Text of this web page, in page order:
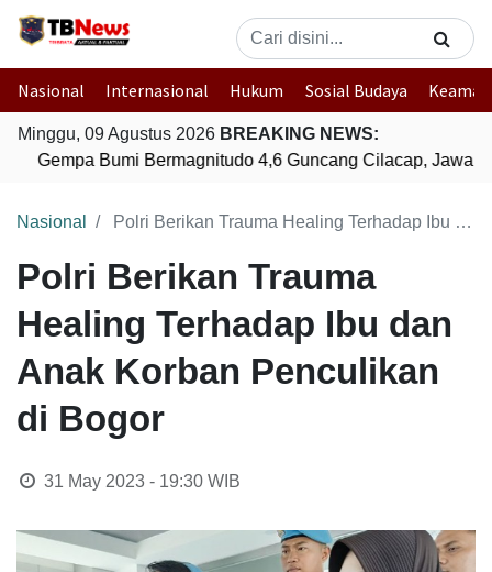
Nasional Internasional Hukum Sosial Budaya
Minggu, 09 Agustus 2026 BREAKING NEWS:
Gempa Bumi Bermagnitudo 4,6 Guncang Cilacap, Jawa
Nasional Polri Berikan Trauma Healing Terhadap Ibu dan Anak Korban Penculikan di Bogor
Polri Berikan Trauma
Healing Terhadap Ibu dan
Anak Korban Penculikan
di Bogor
31 May 2023 - 19:30WIB